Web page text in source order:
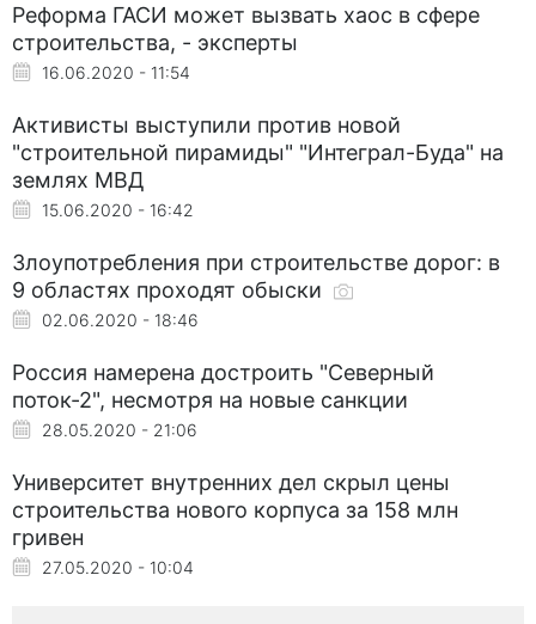
Реформа ГАСИ может вызвать хаос в сфере
строительства, - эксперты
16.06.2020 - 11:54
Активисты выступили против новой
"строительной пирамиды" "Интеграл-Буда" на
землях МВД
15.06.2020 - 16:42
Злоупотребления при строительстве дорог: в
9 областях проходят обыски
02.06.2020 - 18:46
Россия намерена достроить "Северный
поток-2", несмотря на новые санкции
28.05.2020 - 21:06
Университет внутренних дел скрыл цены
строительства нового корпуса за 158 млн
гривен
27.05.2020 - 10:04